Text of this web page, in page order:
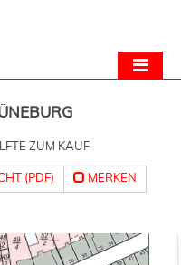
ZUM KAUF
(PDF)
MERKEN